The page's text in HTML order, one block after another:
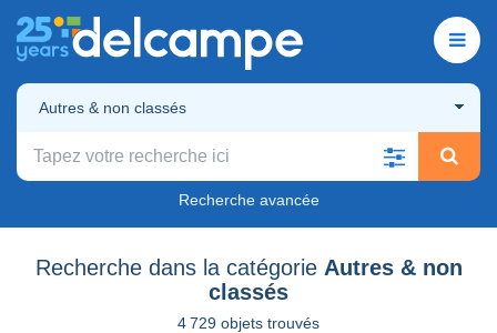
Autres & non classés
Recherche avancée
Recherche dans la catégorie Autres & non
classés
4 729 objets trouvés